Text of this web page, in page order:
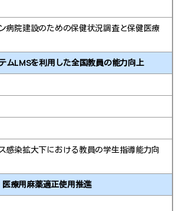
病院建設のための保健状況調査と保健医療
ムLMSを利用した全国教員の能力向上
感染拡大下における教員の学生指導能力向
医療用麻薬適正使用推進